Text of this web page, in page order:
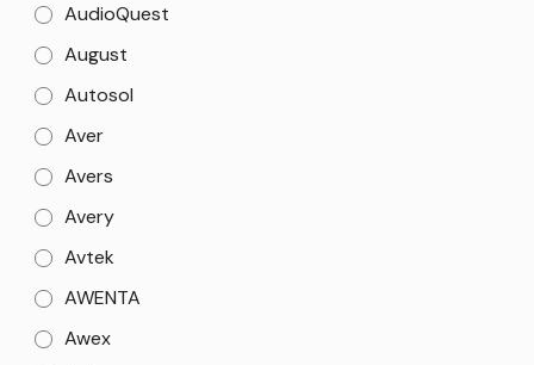
AudioQuest
August
Autosol
Aver
Avers
Avery
Avtek
AWENTA
Awex